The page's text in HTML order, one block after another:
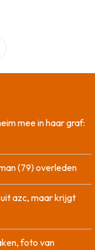
mee in haar graf:
(79) overleden
azc, maar krijgt
foto van